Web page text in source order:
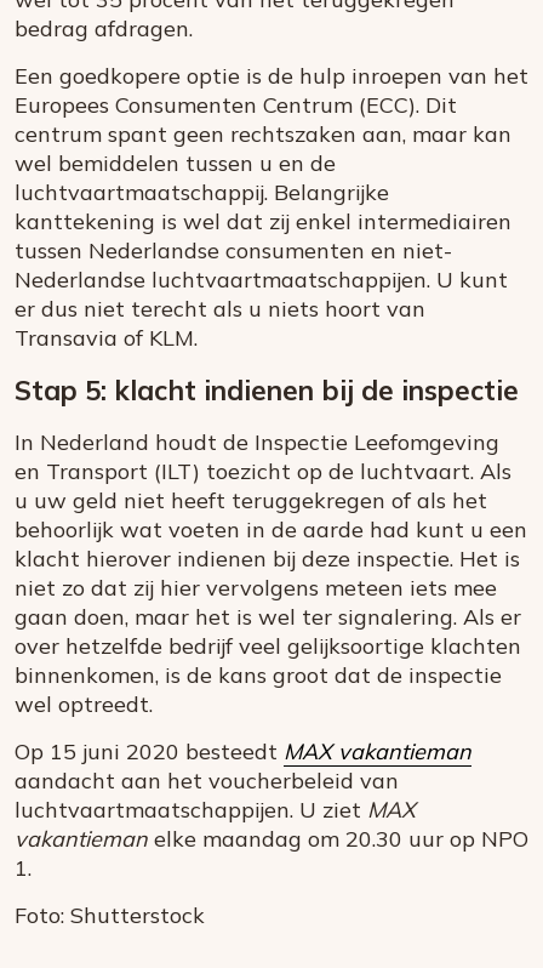
bedrag afdragen.
Een goedkopere optie is de hulp inroepen van het
Europees Consumenten Centrum (ECC). Dit
centrum spant geen rechtszaken aan, maar kan
wel bemiddelen tussen u en de
luchtvaartmaatschappij. Belangrijke
kanttekening is wel dat zij enkel intermediairen
tussen Nederlandse consumenten en niet-
Nederlandse luchtvaartmaatschappijen. U kunt
er dus niet terecht als u niets hoort van
Transavia of KLM.
Stap 5: klacht indienen bij de inspectie
In Nederland houdt de Inspectie Leefomgeving
en Transport (ILT) toezicht op de luchtvaart. Als
u uw geld niet heeft teruggekregen of als het
behoorlijk wat voeten in de aarde had kunt u een
klacht hierover indienen bij deze inspectie. Het is
niet zo dat zij hier vervolgens meteen iets mee
gaan doen, maar het is wel ter signalering. Als er
over hetzelfde bedrijf veel gelijksoortige klachten
binnenkomen, is de kans groot dat de inspectie
wel optreedt.
Op 15 juni 2020 besteedt MAX vakantieman
aandacht aan het voucherbeleid van
luchtvaartmaatschappijen. U ziet MAX
vakantieman elke maandag om 20.30 uur op NPO
1.
Foto: Shutterstock